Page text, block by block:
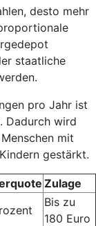
desto mehr
staatliche
pro Jahr ist
Dadurch wird
mit
gestärkt.
Zulage
Bis zu
180 Euro